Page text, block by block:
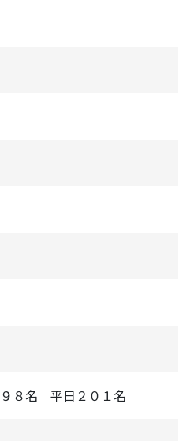
８名 平日２０１名